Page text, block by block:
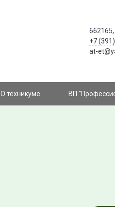
662165,
+7
at-
О техникуме ВП